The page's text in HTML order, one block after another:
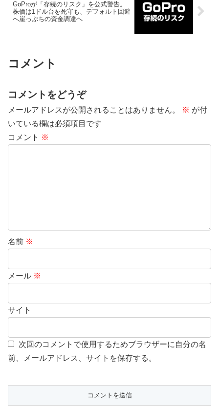
GoProが「存続のリスク」を公式警告。
株価は1ドル台を死守も、デフォルト回避
へ崖っぷちの資金調達へ
コメント
コメントをどうぞ
メールアドレスが公開されることはありません。 ※ が付
いている欄は必須項目です
コメント ※
名前 ※
メール ※
サイト
次回のコメントで使用するためブラウザーに自分の名
前、メールアドレス、サイトを保存する。